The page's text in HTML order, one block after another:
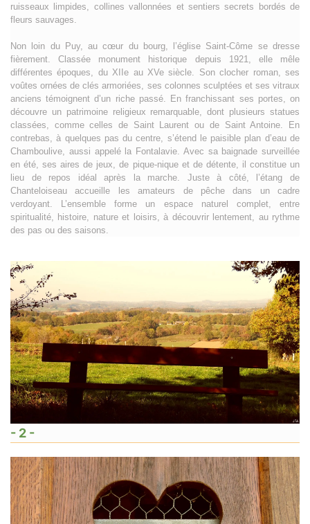
ruisseaux limpides, collines vallonnées et sentiers secrets bordés de
fleurs sauvages.
Non loin du Puy, au cœur du bourg, l’église Saint-Côme se dresse
fièrement. Classée monument historique depuis 1921, elle mêle
différentes époques, du XIIe au XVe siècle. Son clocher roman, ses
voûtes ornées de clés armoriées, ses colonnes sculptées et ses vitraux
anciens témoignent d’un riche passé. En franchissant ses portes, on
découvre un patrimoine religieux remarquable, dont plusieurs statues
classées, comme celles de Saint Laurent ou de Saint Antoine. En
contrebas, à quelques pas du centre, s’étend le paisible plan d’eau de
Chamboulive, aussi appelé la Fontalavie. Avec sa baignade surveillée
en été, ses aires de jeux, de pique-nique et de détente, il constitue un
lieu de repos idéal après la marche. Juste à côté, l’étang de
Chanteloiseau accueille les amateurs de pêche dans un cadre
verdoyant. L’ensemble forme un espace naturel complet, entre
spiritualité, histoire, nature et loisirs, à découvrir lentement, au rythme
des pas ou des saisons.
- 2 -